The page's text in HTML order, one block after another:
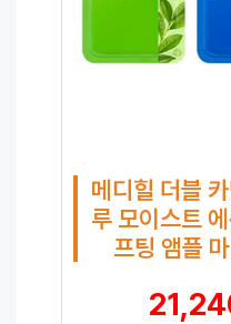
메디힐 더블
루 모이스트
프팅 앰플